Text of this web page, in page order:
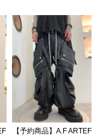
【予約商品】A.F ARTEF